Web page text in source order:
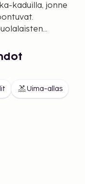
kaduilla, jonne
ja tunnettu
ovat hyvät:
Stary Browar
jossa on
Uima-allas